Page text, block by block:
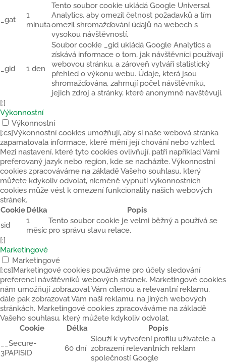
_gat
1
minuta
Tento soubor cookie ukládá Google Universal
Analytics, aby omezil četnost požadavků a tím
omezil shromažďování údajů na webech s
vysokou návštěvností.
_gid 1 den
Soubor cookie _gid ukládá Google Analytics a
získává informace o tom, jak návštěvníci používají
webovou stránku, a zároveň vytváří statistický
přehled o výkonu webu. Údaje, která jsou
shromažďována, zahrnují počet návštěvníků,
jejich zdroj a stránky, které anonymně navštěvují.
[:]
Výkonnostní
Výkonnostní
[:cs]Výkonnostní cookies umožňují, aby si naše webová stránka
zapamatovala informace, které mění její chování nebo vzhled.
Mezi nastavení, které tyto cookies ovlivňují, patří například Vámi
preferovaný jazyk nebo region, kde se nacházíte. Výkonnostní
cookies zpracováváme na základě Vašeho souhlasu, který
můžete kdykoliv odvolat, nicméně vypnutí výkonnostních
cookies může vést k omezení funkcionality našich webových
stránek.
CookieDélka
Popis
sid
1
měsíc
Tento soubor cookie je velmi běžný a používá se
pro správu stavu relace.
[:]
Marketingové
Marketingové
[:cs]Marketingové cookies používáme pro účely sledování
preferencí návštěvníků webových stránek. Marketingové cookies
nám umožňují zobrazovat Vám cílenou a relevantní reklamu,
dále pak zobrazovat Vám naši reklamu, na jiných webových
stránkách. Marketingové cookies zpracováváme na základě
Vašeho souhlasu, který můžete kdykoliv odvolat.
Cookie
Délka
Popis
__Secure-
3PAPISID
60 dní
Slouží k vytvoření profilu uživatele a
zobrazení relevantních reklam
společností Google